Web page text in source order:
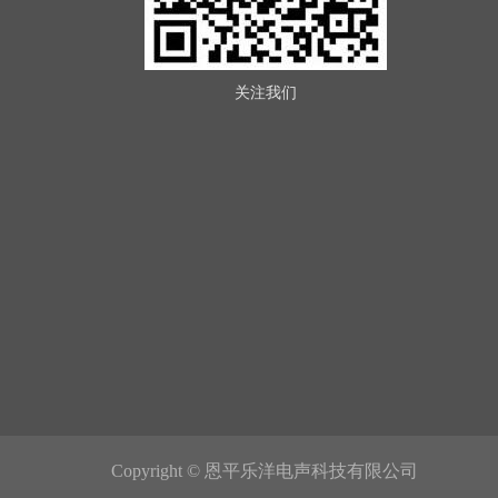
关注我们
Copyright © 恩平乐洋电声科技有限公司